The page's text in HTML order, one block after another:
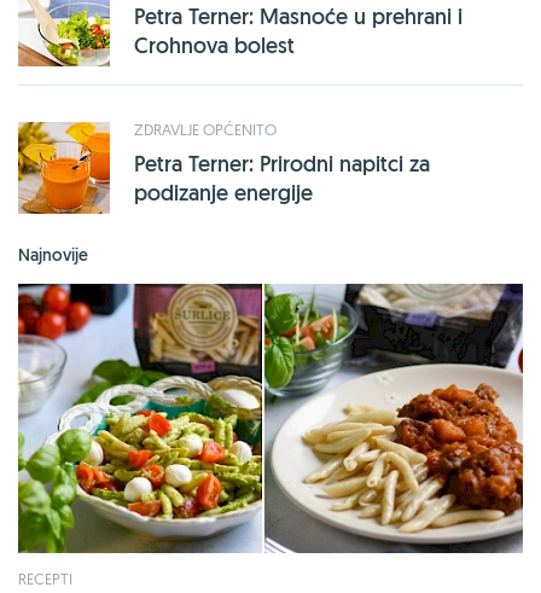
Petra Terner: Masnoće u prehrani i
Crohnova bolest
ZDRAVLJE OPĆENITO
Petra Terner: Prirodni napitci za
podizanje energije
Najnovije
RECEPTI